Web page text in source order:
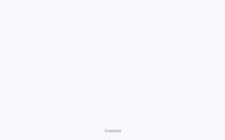
©remrin